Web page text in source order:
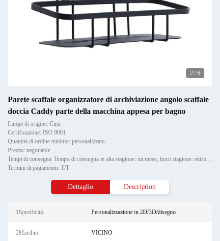
2 / 6
Parete scaffale organizzatore di archiviazione angolo scaffale
doccia Caddy parte della macchina appesa per bagno
Luogo di origine: Cina
Certificazione: ISO 9001
Quantità di ordine minimo: personalizzato
Prezzo: negotiable
Tempi di consegna: Tempo di consegna in alta stagione: un mese, fuori stagione: entro 15 giorni lavorativi
Termini di pagamento: T/T
Dettaglio Description
1Specificità: Personalizzazione in 2D/3D/disegno
2Marchio: VICINO